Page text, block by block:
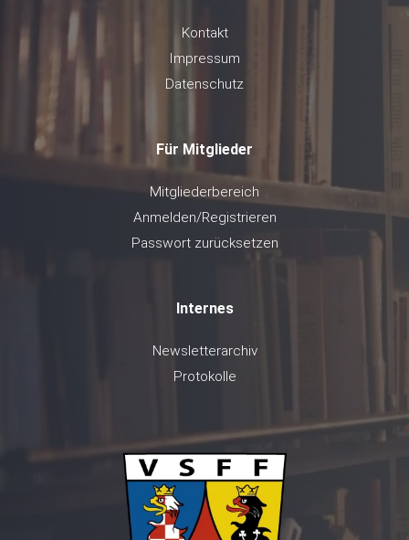
Kontakt
Impressum
Datenschutz
Für Mitglieder
Mitgliederbereich
Anmelden/Registrieren
Passwort zurücksetzen
Internes
Newsletterarchiv
Protokolle